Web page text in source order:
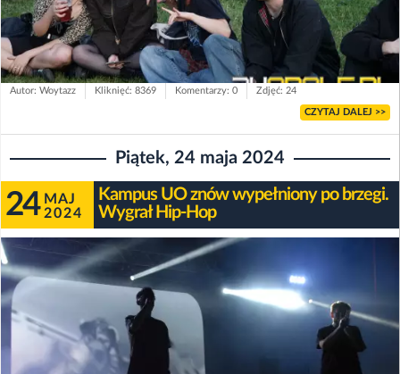
Autor: Woytazz Kliknięć: 8369 Komentarzy: 0 Zdjęć: 24
CZYTAJ DALEJ >>
Piątek, 24 maja 2024
24 MAJ
2024
Kampus UO znów wypełniony po brzegi.
Wygrał Hip-Hop